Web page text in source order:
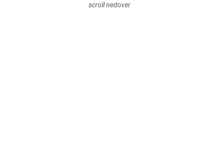
scroll nedover